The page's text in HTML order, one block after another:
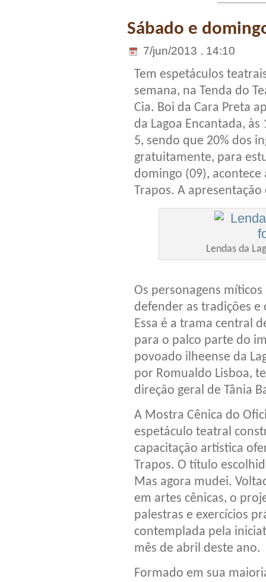
Sábado e
7/jun/2013 . 14:10
Tem espetáculos
semana, na Tenda do
Cia. Boi da Cara Preta
da Lagoa Encantada,
5, sendo que 20% dos
gratuitamente, para
domingo (09), acontece
Trapos. A
Lendas da
Os personagens
defender as tradições
Essa é a trama central
para o palco parte do
povoado ilheense da
por Romualdo Lisboa,
direção geral de Tânia
A Mostra Cênica do
espetáculo teatral
capacitação artística
Trapos. O título
Mas agora mudei.
em artes cênicas, o
palestras e exercícios
contemplada pela
mês de abril deste ano.
Formado em sua